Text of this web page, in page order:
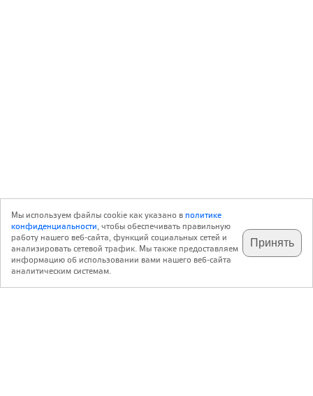
подпишитесь на наш
телеграм @archi_ru
✕
с 20 июля 1999 г.
Мы используем файлы cookie как указано вполитике
конфиденциальности, чтобы обеспечивать правильную
работу нашего веб-сайта, функций социальных сетей и
анализировать сетевой трафик. Мы также предоставляем
информацию об использовании вами нашего веб-сайта
аналитическим системам.
Принять